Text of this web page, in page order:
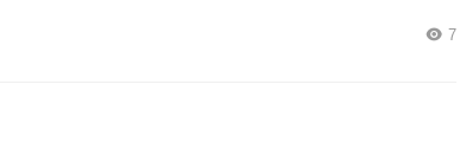
...
7